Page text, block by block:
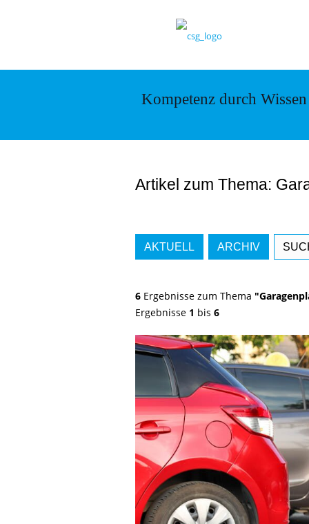
Kompetenz durch Wissen
Artikel zum Thema:
AKTUELL ARCHIV
6Ergebnisse zum Thema
Ergebnisse 1 bis 6